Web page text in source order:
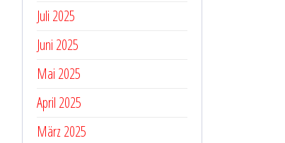
Juli 2025
Juni 2025
Mai 2025
April 2025
März 2025